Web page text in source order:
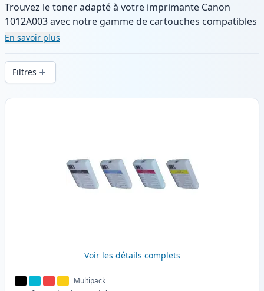
Trouvez le toner adapté à votre imprimante Canon
1012A003 avec notre gamme de cartouches compatibles
et haute capacité. Profitez d’une qualité d’impression
en .
En savoir plus
Filtres
Produits
Voir les détails complets
Multipack